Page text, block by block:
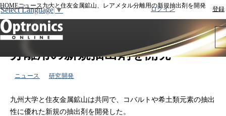
Select Language ▼ ログイン 登録
HOMEニュース九大と住友金属鉱山、レアメタル分離用の新規抽出剤を開発
2013年05月20日
九大と住友金属鉱山、レアメタル
分離用の新規抽出剤を開発
ニュース 研究開発
九州大学と住友金属鉱山は共同で、コバルトや希土類元素の抽出
性に優れた新規の抽出剤を開発した。